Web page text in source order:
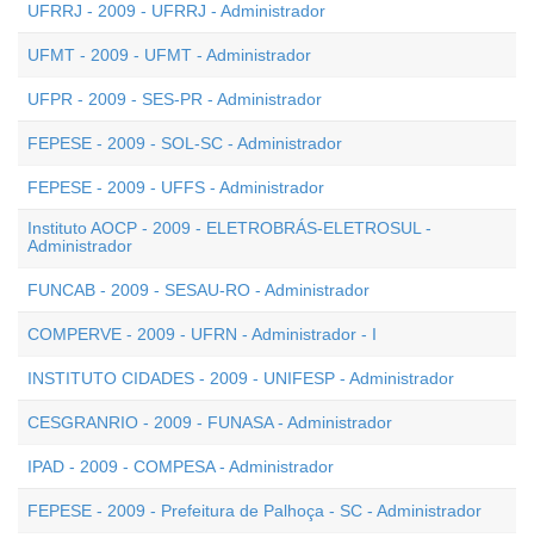
UFRRJ - 2009 - UFRRJ - Administrador
UFMT - 2009 - UFMT - Administrador
UFPR - 2009 - SES-PR - Administrador
FEPESE - 2009 - SOL-SC - Administrador
FEPESE - 2009 - UFFS - Administrador
Instituto AOCP - 2009 - ELETROBRÁS-ELETROSUL -
Administrador
FUNCAB - 2009 - SESAU-RO - Administrador
COMPERVE - 2009 - UFRN - Administrador - I
INSTITUTO CIDADES - 2009 - UNIFESP - Administrador
CESGRANRIO - 2009 - FUNASA - Administrador
IPAD - 2009 - COMPESA - Administrador
FEPESE - 2009 - Prefeitura de Palhoça - SC - Administrador